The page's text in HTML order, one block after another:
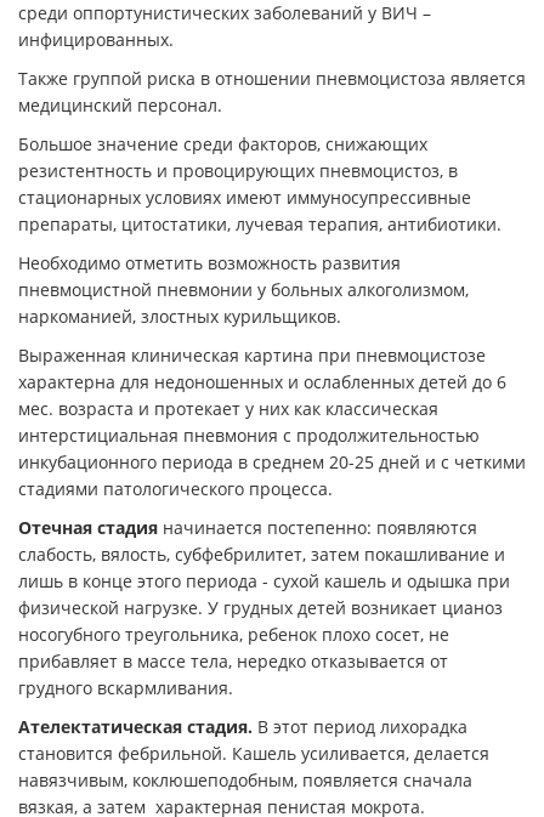
среди оппортунистических заболеваний у ВИЧ –
инфицированных.
Также группой риска в отношении пневмоцистоза является
медицинский персонал.
Большое значение среди факторов, снижающих
резистентность и провоцирующих пневмоцистоз, в
стационарных условиях имеют иммуносупрессивные
препараты, цитостатики, лучевая терапия, антибиотики.
Необходимо отметить возможность развития
пневмоцистной пневмонии у больных алкоголизмом,
наркоманией, злостных курильщиков.
Выраженная клиническая картина при пневмоцистозе
характерна для недоношенных и ослабленных детей до 6
мес. возраста и протекает у них как классическая
интерстициальная пневмония с продолжительностью
инкубационного периода в среднем 20-25 дней и с четкими
стадиями патологического процесса.
Отечная стадия начинается постепенно: появляются
слабость, вялость, субфебрилитет, затем покашливание и
лишь в конце этого периода - сухой кашель и одышка при
физической нагрузке. У грудных детей возникает цианоз
носогубного треугольника, ребенок плохо сосет, не
прибавляет в массе тела, нередко отказывается от
грудного вскармливания.
Ателектатическая стадия. В этот период лихорадка
становится фебрильной. Кашель усиливается, делается
навязчивым, коклюшеподобным, появляется сначала
вязкая, а затем характерная пенистая мокрота.